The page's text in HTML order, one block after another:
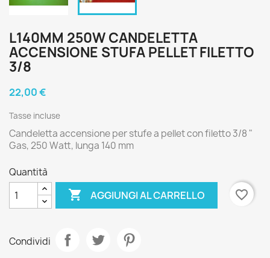
L140MM 250W CANDELETTA
ACCENSIONE STUFA PELLET FILETTO
3/8
22,00 €
Tasse incluse
Candeletta accensione per stufe a pellet con filetto 3/8 "
Gas, 250 Watt, lunga 140 mm
Quantità
 AGGIUNGI AL CARRELLO favorite_border
Condividi